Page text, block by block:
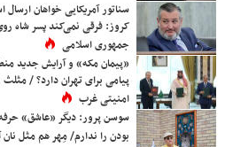
سناتور آمریکایی خواهان
کروز: فرقی نمی‌کند پسر شاه
جمهوری اسلامی
«پیمان مکه» و آرایش جدید
پیامی برای تهران دارد؟ / مثلث
امنیتی غرب
سوسن پرور: دیگر «عاشق»
بودن را ندارم/ مِهر هم مثل